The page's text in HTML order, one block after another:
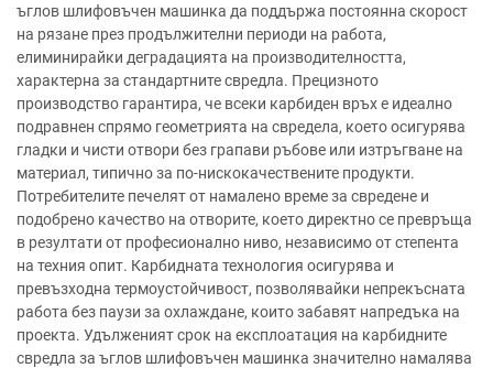
ъглов шлифовъчен машинка да поддържа постоянна скорост
на рязане през продължителни периоди на работа,
елиминирайки деградацията на производителността,
характерна за стандартните свредла. Прецизното
производство гарантира, че всеки карбиден връх е идеално
подравнен спрямо геометрията на свредела, което осигурява
гладки и чисти отвори без грапави ръбове или изтръгване на
материал, типично за по-нискокачествените продукти.
Потребителите печелят от намалено време за свредене и
подобрено качество на отворите, което директно се превръща
в резултати от професионално ниво, независимо от степента
на техния опит. Карбидната технология осигурява и
превъзходна термоустойчивост, позволявайки непрекъсната
работа без паузи за охлаждане, които забавят напредъка на
проекта. Удълженият срок на експлоатация на карбидните
свредла за ъглов шлифовъчен машинка значително намалява